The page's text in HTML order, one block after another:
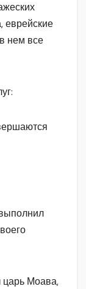
еврейские
нем все
царь Моава,